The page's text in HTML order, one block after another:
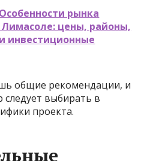
Особенности рынка
цены, районы,
инвестиционные
общие рекомендации, и
выбирать в
проекта.